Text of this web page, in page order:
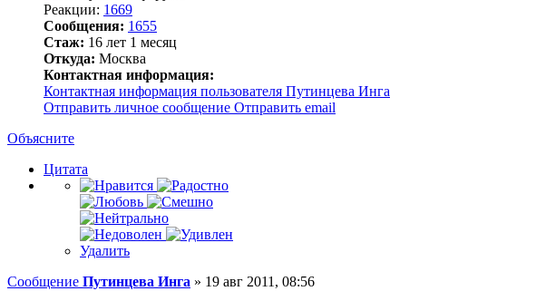
Реакции: 1669
Сообщения: 1655
Стаж: 16 лет 1 месяц
Откуда: Москва
Контактная информация:
Контактная информация пользователя Путинцева Инга
Отправить личное сообщение Отправить email
Объясните
Цитата
Удалить
Сообщение Путинцева Инга » 19 авг 2011, 08:56